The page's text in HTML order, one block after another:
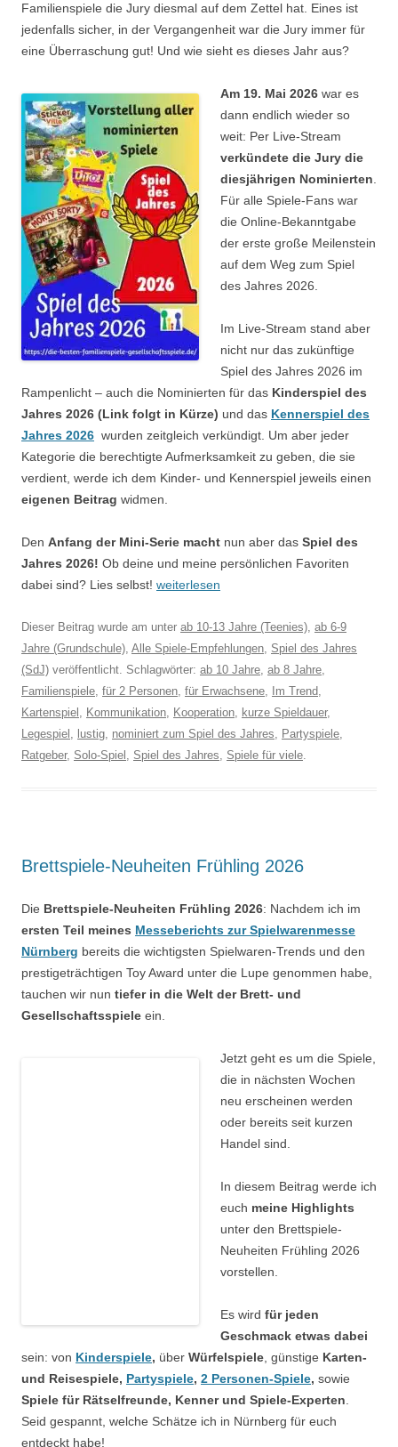
Familienspiele die Jury diesmal auf dem Zettel hat. Eines ist
jedenfalls sicher, in der Vergangenheit war die Jury immer für
eine Überraschung gut! Und wie sieht es dieses Jahr aus?
Am 19. Mai 2026 war es
dann endlich wieder so
weit: Per Live-Stream
verkündete die Jury die
diesjährigen Nominierten.
Für alle Spiele-Fans war
die Online-Bekanntgabe
der erste große Meilenstein
auf dem Weg zum Spiel
des Jahres 2026.
Im Live-Stream stand aber
nicht nur das zukünftige
Spiel des Jahres 2026 im
Rampenlicht – auch die Nominierten für das Kinderspiel des
Jahres 2026 (Link folgt in Kürze) und das Kennerspiel des
Jahres 2026 wurden zeitgleich verkündigt. Um aber jeder
Kategorie die berechtigte Aufmerksamkeit zu geben, die sie
verdient, werde ich dem Kinder- und Kennerspiel jeweils einen
eigenen Beitrag widmen.
Den Anfang der Mini-Serie macht nun aber das Spiel des
Jahres 2026! Ob deine und meine persönlichen Favoriten
dabei sind? Lies selbst! weiterlesen
Dieser Beitrag wurde am unter ab 10-13 Jahre (Teenies), ab 6-9
Jahre (Grundschule), Alle Spiele-Empfehlungen, Spiel des Jahres
(SdJ) veröffentlicht. Schlagwörter: ab 10 Jahre, ab 8 Jahre,
Familienspiele, für 2 Personen, für Erwachsene, Im Trend,
Kartenspiel , Kommunikation, Kooperation, kurze Spieldauer,
Legespiel , lustig, nominiert zum Spiel des Jahres, Partyspiele,
Ratgeber, Solo-Spiel , Spiel des Jahres, Spiele für viele.
Brettspiele-Neuheiten Frühling 2026
Die Brettspiele-Neuheiten Frühling 2026: Nachdem ich im
ersten Teil meines Messeberichts zur Spielwarenmesse
Nürnberg bereits die wichtigsten Spielwaren-Trends und den
prestigeträchtigen Toy Award unter die Lupe genommen habe,
tauchen wir nun tiefer in die Welt der Brett- und
Gesellschaftsspiele ein.
Jetzt geht es um die Spiele,
die in nächsten Wochen
neu erscheinen werden
oder bereits seit kurzen
Handel sind.
In diesem Beitrag werde ich
euch meine Highlights
unter den Brettspiele-
Neuheiten Frühling 2026
vorstellen.
Es wird für jeden
Geschmack etwas dabei
sein: von Kinderspiele, über Würfelspiele, günstige Karten-
und Reisespiele, Partyspiele, 2 Personen-Spiele, sowie
Spiele für Rätselfreunde, Kenner und Spiele-Experten.
Seid gespannt, welche Schätze ich in Nürnberg für euch
entdeckt habe!